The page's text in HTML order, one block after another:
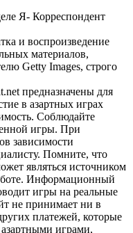
Я- Корреспондент
и воспроизведение
материалов,
Getty Images, строго
предназначены для
в азартных играх
Соблюдайте
игры. При
зависимости
Помните, что
являться источником
Информационный
игры на реальные
не принимает ни в
платежей, которые
играми,